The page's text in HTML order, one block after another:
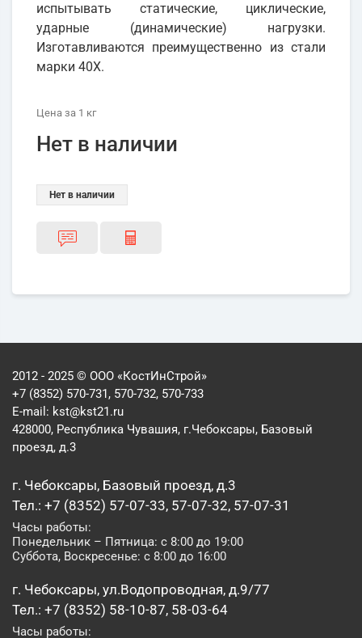
испытывать статические, циклические,
ударные (динамические) нагрузки.
Изготавливаются преимущественно из стали
марки 40Х.
Цена за 1 кг
Нет в наличии
Нет в наличии
2012 - 2025 © ООО «КостИнСтрой»
+7 (8352) 570-731, 570-732, 570-733
E-mail: kst@kst21.ru
428000, Республика Чувашия, г.Чебоксары, Базовый
проезд, д.3
г. Чебоксары, Базовый проезд, д.3
Тел.: +7 (8352) 57-07-33, 57-07-32, 57-07-31
Часы работы:
Понедельник – Пятница: с 8:00 до 19:00
Суббота, Воскресенье: с 8:00 до 16:00
г. Чебоксары, ул.Водопроводная, д.9/77
Тел.: +7 (8352) 58-10-87, 58-03-64
Часы работы: